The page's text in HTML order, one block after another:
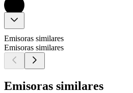
Emisoras similares
Emisoras similares
Emisoras similares